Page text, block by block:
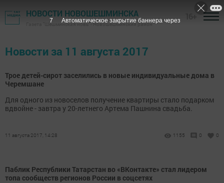
НОВОСТИ НОВОШЕШМИНСКА
Газета "Шешминская новь" - Новошешминский район
Новости за 11 августа 2017
Трое детей-сирот заселились в новые индивидуальные дома в
Черемшане
Для одного из новоселов получение квартиры стало подарком
вдвойне - завтра у 20-летнего Артема Пашнина свадьба.
11 августа 2017, 14:28 1155 0 0
Паблик Республики Татарстан во «ВКонтакте» стал лидером
топа сообществ регионов России в соцсетях
7 Автоматическое закрытие баннера через